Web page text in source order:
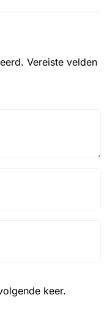
Vereiste velden
keer.